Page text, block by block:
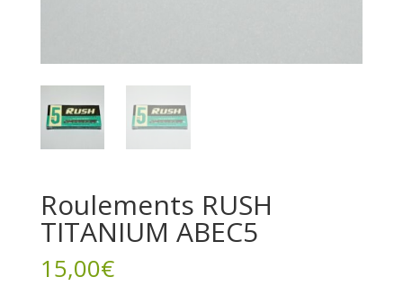
Roulements RUSH
TITANIUM ABEC5
15,00€